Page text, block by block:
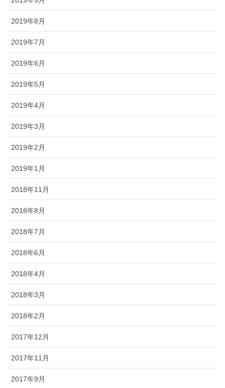
2019年8月
2019年7月
2019年6月
2019年5月
2019年4月
2019年3月
2019年2月
2019年1月
2018年11月
2018年8月
2018年7月
2018年6月
2018年4月
2018年3月
2018年2月
2017年12月
2017年11月
2017年9月